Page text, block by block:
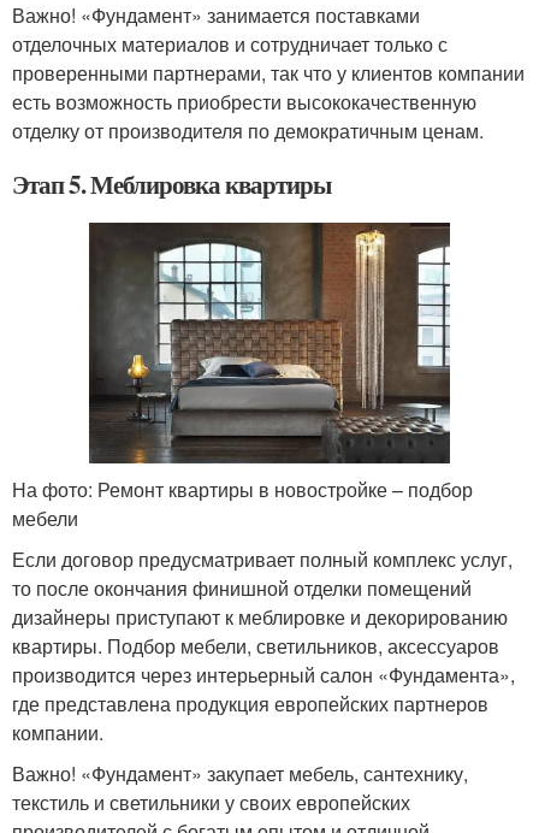
Важно! «Фундамент» занимается поставками
отделочных материалов и сотрудничает только с
проверенными партнерами, так что у клиентов компании
есть возможность приобрести высококачественную
отделку от производителя по демократичным ценам.
Этап 5. Меблировка квартиры
На фото: Ремонт квартиры в новостройке – подбор
мебели
Если договор предусматривает полный комплекс услуг,
то после окончания финишной отделки помещений
дизайнеры приступают к меблировке и декорированию
квартиры. Подбор мебели, светильников, аксессуаров
производится через интерьерный салон «Фундамента»,
где представлена продукция европейских партнеров
компании.
Важно! «Фундамент» закупает мебель, сантехнику,
текстиль и светильники у своих европейских